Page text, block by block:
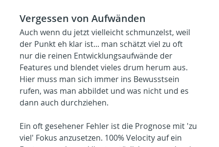
Vergessen von Aufwänden
Auch wenn du jetzt vielleicht schmunzelst, weil
der Punkt eh klar ist... man schätzt viel zu oft
nur die reinen Entwicklungsaufwände der
Features und blendet vieles drum herum aus.
Hier muss man sich immer ins Bewusstsein
rufen, was man abbildet und was nicht und es
dann auch durchziehen.
Ein oft gesehener Fehler ist die Prognose mit 'zu
viel' Fokus anzusetzen. 100% Velocity auf ein